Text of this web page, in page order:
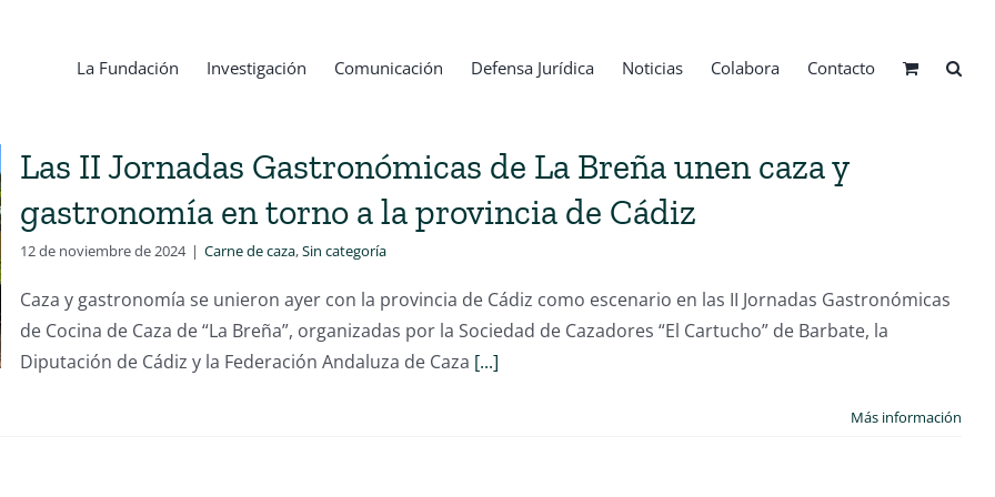
La Fundación Investigación Comunicación Defensa Jurídica Noticias Colabora Contacto
Las II Jornadas Gastronómicas de La Breña unen caza y
gastronomía en torno a la provincia de Cádiz
12 de noviembre de 2024 | Carne de caza,Sin categoría
Caza y gastronomía se unieron ayer con la provincia de Cádiz como escenario en las II Jornadas Gastronómicas
de Cocina de Caza de “La Breña”, organizadas por la Sociedad de Cazadores “El Cartucho” de Barbate, la
Diputación de Cádiz y la Federación Andaluza de Caza [...]
Más información